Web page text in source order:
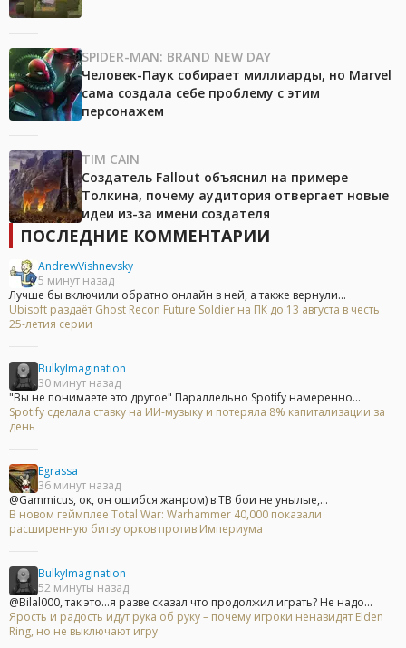
SPIDER-MAN: BRAND NEW DAY
Человек-Паук собирает миллиарды, но Marvel
сама создала себе проблему с этим
персонажем
TIM CAIN
Создатель Fallout объяснил на примере
Толкина, почему аудитория отвергает новые
идеи из-за имени создателя
ПОСЛЕДНИЕ КОММЕНТАРИИ
AndrewVishnevsky
5 минут назад
Лучше бы включили обратно онлайн в ней, а также вернули...
Ubisoft раздаёт Ghost Recon Future Soldier на ПК до 13 августа в честь
25-летия серии
BulkyImagination
30 минут назад
"Вы не понимаете это другое" Параллельно Spotify намеренно...
Spotify сделала ставку на ИИ-музыку и потеряла 8% капитализации за
день
Egrassa
36 минут назад
@Gammicus, ок, он ошибся жанром) в ТВ бои не унылые,...
В новом геймплее Total War: Warhammer 40,000 показали
расширенную битву орков против Империума
BulkyImagination
52 минуты назад
@Bilal000, так это...я разве сказал что продолжил играть? Не надо...
Ярость и радость идут рука об руку – почему игроки ненавидят Elden
Ring, но не выключают игру